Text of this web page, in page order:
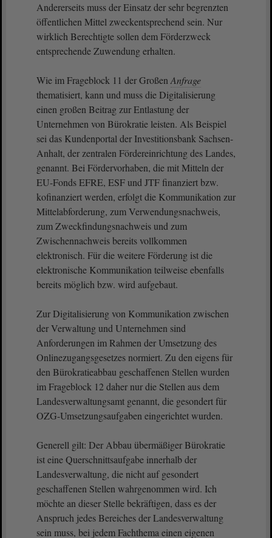
Andererseits muss der Einsatz der sehr begrenzten
öffentlichen Mittel zweckentsprechend sein. Nur
wirklich Berechtigte sollen dem Förderzweck
entsprechende Zuwendung erhalten.
Wie im Frageblock 11 der Großen Anfrage
thematisiert, kann und muss die Digitalisierung
einen großen Beitrag zur Entlastung der
Unternehmen von Bürokratie leisten. Als Beispiel
sei das Kundenportal der Investitionsbank Sachsen-
Anhalt, der zentralen Fördereinrichtung des Landes,
genannt. Bei Fördervorhaben, die mit Mitteln der
EU-Fonds EFRE, ESF und JTF finanziert bzw.
kofinanziert werden, erfolgt die Kommunikation zur
Mittelabforderung, zum Verwendungsnachweis,
zum Zweckfindungsnachweis und zum
Zwischennachweis bereits vollkommen
elektronisch. Für die weitere Förderung ist die
elektronische Kommunikation teilweise ebenfalls
bereits möglich bzw. wird aufgebaut.
Zur Digitalisierung von Kommunikation zwischen
der Verwaltung und Unternehmen sind
Anforderungen im Rahmen der Umsetzung des
Onlinezugangsgesetzes normiert. Zu den eigens für
den Bürokratieabbau geschaffenen Stellen wurden
im Frageblock 12 daher nur die Stellen aus dem
Landesverwaltungsamt genannt, die gesondert für
OZG-Umsetzungsaufgaben eingerichtet wurden.
Generell gilt: Der Abbau übermäßiger Bürokratie
ist eine Querschnittsaufgabe innerhalb der
Landesverwaltung, die nicht auf gesondert
geschaffenen Stellen wahrgenommen wird. Ich
möchte an dieser Stelle bekräftigen, dass es der
Anspruch jedes Bereiches der Landesverwaltung
sein muss, bei jedem Fachthema einen eigenen